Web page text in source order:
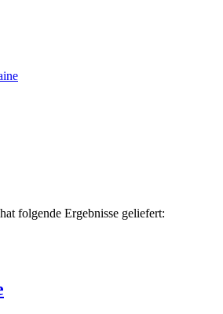
folgende Ergebnisse geliefert: